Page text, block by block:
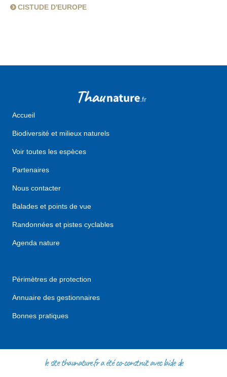
CISTUDE D'EUROPE
Accueil
Biodiversité et milieux naturels
Voir toutes les espèces
Partenaires
Nous contacter
Balades et points de vue
Randonnées et pistes cyclables
Agenda nature
Périmètres de protection
Annuaire des gestionnaires
Bonnes pratiques
le site thaunature.fr a été co-construit avec l'aide de